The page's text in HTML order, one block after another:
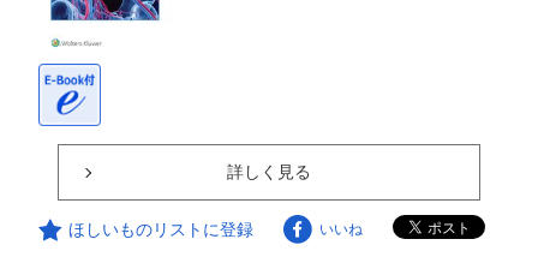
詳しく見る
ほしいものリストに登録 いいね